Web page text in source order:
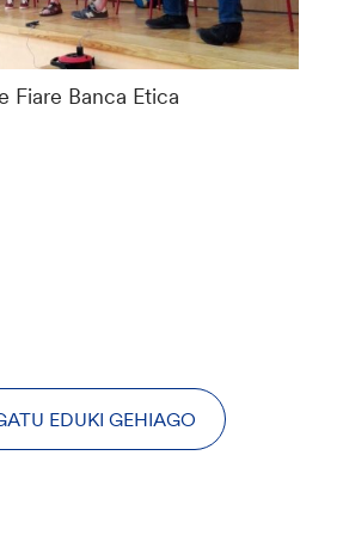
Fiare Banca Etica
EDUKI GEHIAGO